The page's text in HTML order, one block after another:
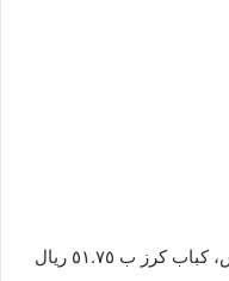
كرز ب ٥١.٧٥ ريال